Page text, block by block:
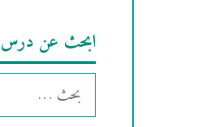
ابحث عن درس
البحث
عن: